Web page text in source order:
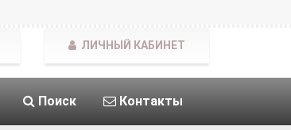
Поиск Контакты
ЛИЧНЫЙ КАБИНЕТ